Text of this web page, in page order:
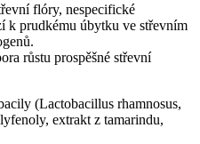
flóry, nespecifické
k prudkému úbytku ve střevním
růstu prospěšné střevní
(Lactobacillus rhamnosus,
extrakt z tamarindu,